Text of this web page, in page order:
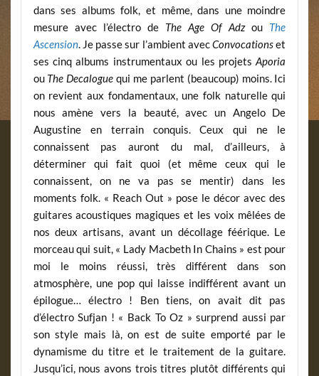
dans ses albums folk, et même, dans une moindre
mesure avec l’électro de The Age Of Adzou The
Ascension. Je passe sur l’ambient avecConvocationset
ses cinq albums instrumentaux ou les projetsAporia
ou The Decalogue qui me parlent (beaucoup) moins. Ici
on revient aux fondamentaux, une folk naturelle qui
nous amène vers la beauté, avec un Angelo De
Augustine en terrain conquis. Ceux qui ne le
connaissent pas auront du mal, d’ailleurs, à
déterminer qui fait quoi (et même ceux qui le
connaissent, on ne va pas se mentir) dans les
moments folk. « Reach Out » pose le décor avec des
guitares acoustiques magiques et les voix mêlées de
nos deux artisans, avant un décollage féérique. Le
morceau qui suit, « Lady Macbeth In Chains » est pour
moi le moins réussi, très différent dans son
atmosphère, une pop qui laisse indifférent avant un
épilogue… électro ! Ben tiens, on avait dit pas
d’électro Sufjan ! « Back To Oz » surprend aussi par
son style mais là, on est de suite emporté par le
dynamisme du titre et le traitement de la guitare.
Jusqu’ici, nous avons trois titres plutôt différents qui